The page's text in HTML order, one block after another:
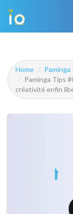
Home
Paminga
Paminga Tips
créativité enfin